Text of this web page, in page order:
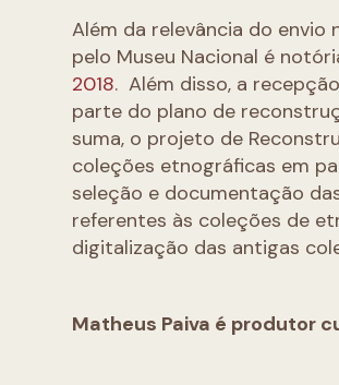
Além da relevância do
pelo Museu Nacional é
2018. Além disso, a
parte do plano de
suma, o projeto de
coleções etnográficas em
seleção e documentação
referentes às coleções de
digitalização das antigas
Matheus Paiva é produtor